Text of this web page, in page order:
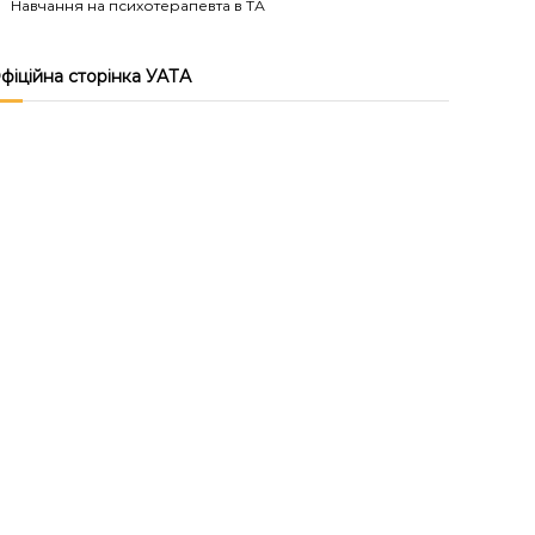
Навчання на психотерапевта в ТА
сторінка УАТА